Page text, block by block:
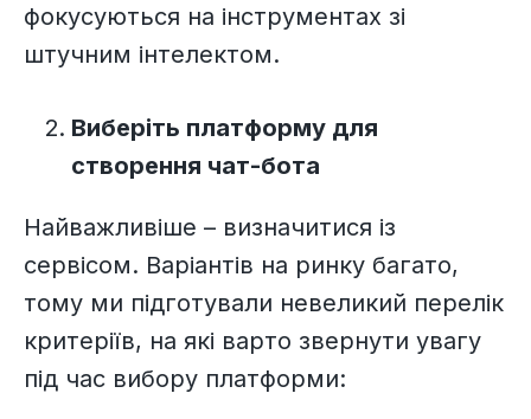
фокусуються на інструментах зі
штучним інтелектом.
Виберіть платформу для
створення чат-бота
Найважливіше – визначитися із
сервісом. Варіантів на ринку багато,
тому ми підготували невеликий перелік
критеріїв, на які варто звернути увагу
під час вибору платформи: